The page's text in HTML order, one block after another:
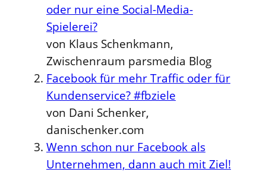
oder nur eine Social-Media-
Spielerei?
von Klaus Schenkmann,
Zwischenraum parsmedia Blog
Facebook für mehr Traffic oder für
Kundenservice? #fbziele
von Dani Schenker,
danischenker.com
Wenn schon nur Facebook als
Unternehmen, dann auch mit Ziel!